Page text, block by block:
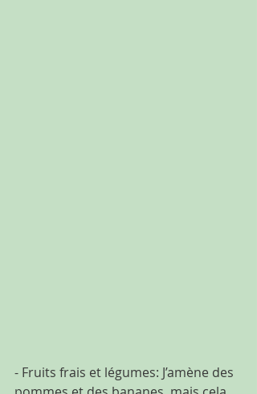
- Fruits frais et légumes: J’amène des